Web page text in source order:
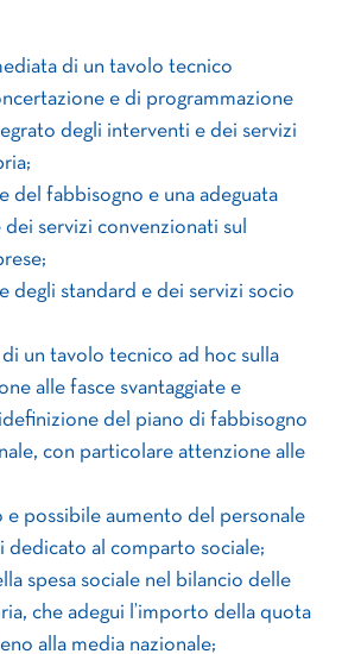
di un tavolo tecnico
e di programmazione
degli interventi e dei servizi
del fabbisogno e una adeguata
servizi convenzionati sul
degli standard e dei servizi socio
un tavolo tecnico ad hoc sulla
alle fasce svantaggiate e
del piano di fabbisogno
con particolare attenzione alle
e possibile aumento del personale
dedicato al comparto sociale;
spesa sociale nel bilancio delle
che adegui l’importo della quota
alla media nazionale;